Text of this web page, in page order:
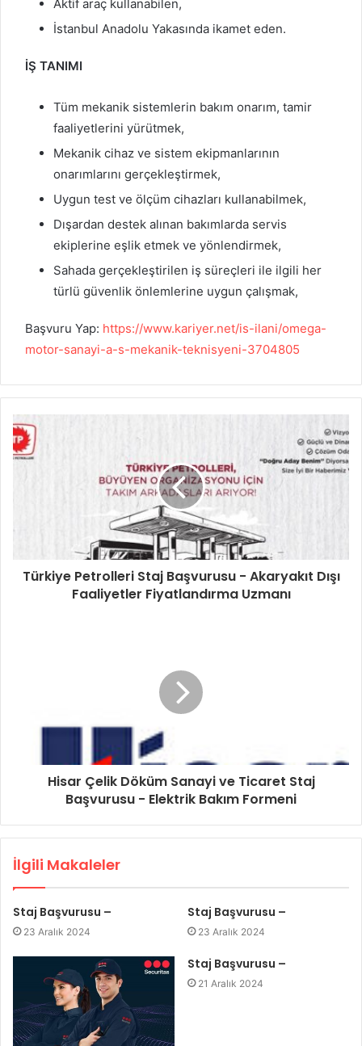
Aktif araç kullanabilen,
İstanbul Anadolu Yakasında ikamet eden.
İŞ TANIMI
Tüm mekanik sistemlerin bakım onarım, tamir
faaliyetlerini yürütmek,
Mekanik cihaz ve sistem ekipmanlarının
onarımlarını gerçekleştirmek,
Uygun test ve ölçüm cihazları kullanabilmek,
Dışardan destek alınan bakımlarda servis
ekiplerine eşlik etmek ve yönlendirmek,
Sahada gerçekleştirilen iş süreçleri ile ilgili her
türlü güvenlik önlemlerine uygun çalışmak,
Başvuru Yap: https://www.kariyer.net/is-ilani/omega-
motor-sanayi-a-s-mekanik-teknisyeni-3704805
Türkiye Petrolleri Staj Başvurusu - Akaryakıt Dışı
Faaliyetler Fiyatlandırma Uzmanı
Hisar Çelik Döküm Sanayi ve Ticaret Staj
Başvurusu - Elektrik Bakım Formeni
İlgili Makaleler
Staj Başvurusu –
23 Aralık 2024
Staj Başvurusu –
23 Aralık 2024
Staj Başvurusu –
21 Aralık 2024